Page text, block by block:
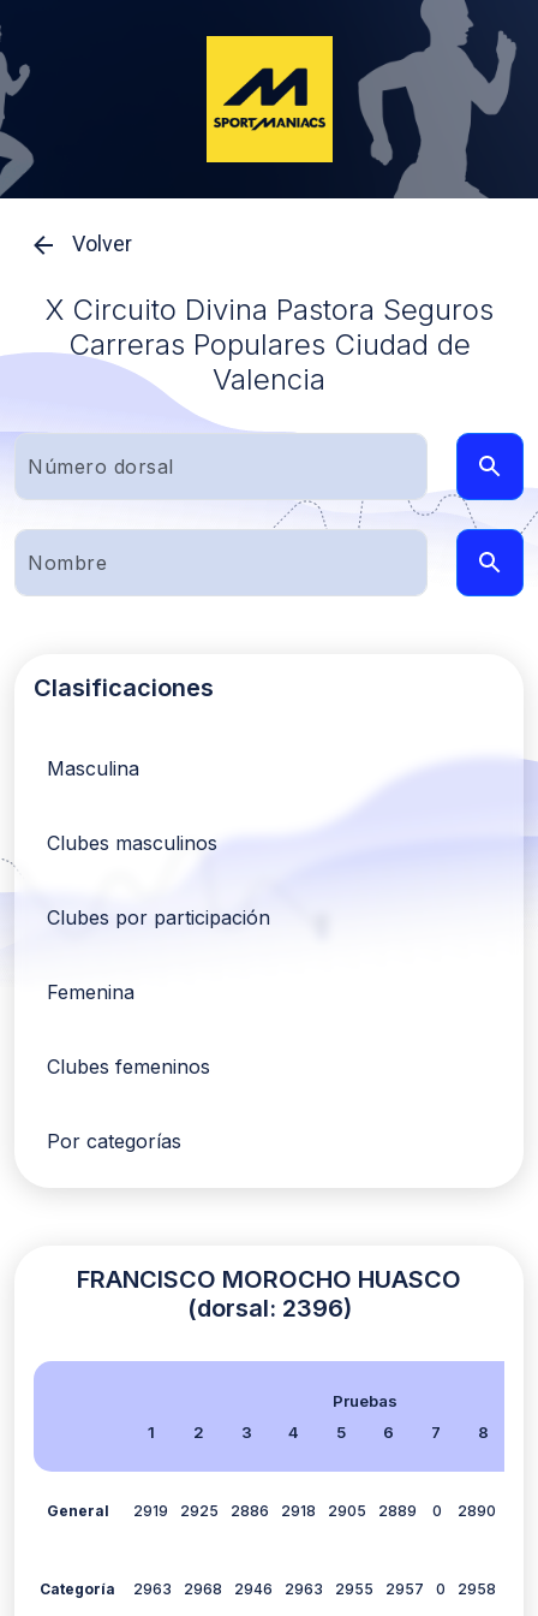
Volver
X Circuito Divina Pastora Seguros
Carreras Populares Ciudad de
Valencia
Clasificaciones
Masculina
Clubes masculinos
Clubes por participación
Femenina
Clubes femeninos
Por categorías
FRANCISCO MOROCHO HUASCO
(dorsal: 2396)
Pruebas
1
2 3 4 5 6 7 8
General 2919 2925 2886 2918 2905 2889 0 2890
Categoría 2963 2968 2946 2963 2955 2957 0 2958